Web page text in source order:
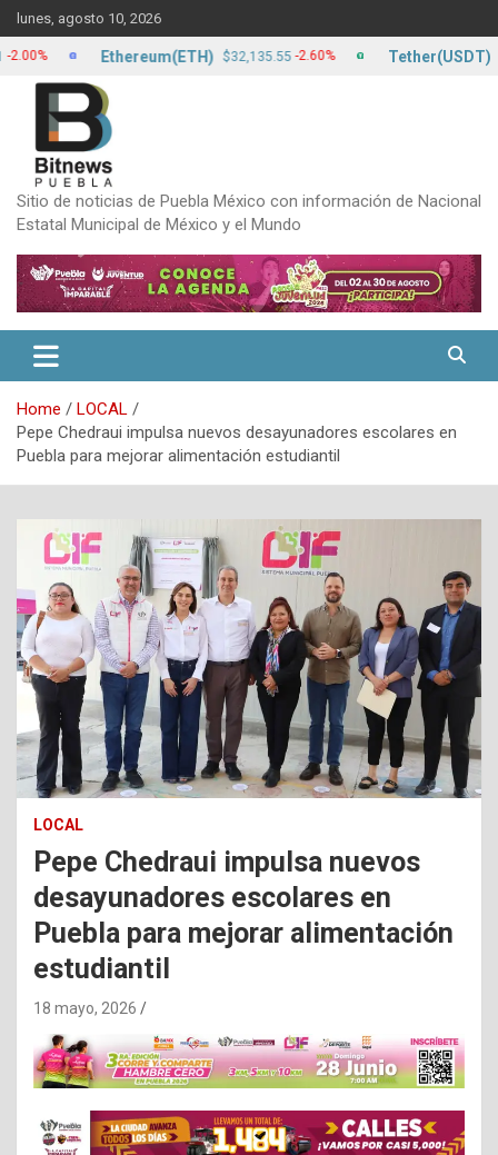
Skip
to
content
lunes, agosto 10, 2026
Sitio de noticias de Puebla México con información de Nacional
Estatal Municipal de México y el Mundo
Home
LOCAL
Pepe Chedraui impulsa nuevos desayunadores escolares en
Puebla para mejorar alimentación estudiantil
LOCAL
Pepe Chedraui impulsa nuevos
desayunadores escolares en
Puebla para mejorar alimentación
estudiantil
18 mayo, 2026
Ethereum(ETH) $32,135.55 -2.60% Tether(USDT) $17.13